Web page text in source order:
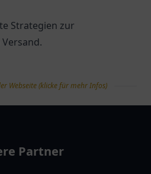
Strategien zur
Webseite (klicke für mehr Infos)
Partner